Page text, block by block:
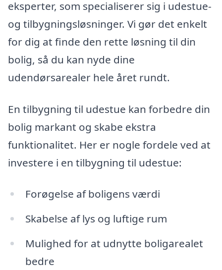
eksperter, som specialiserer sig i udestue-
og tilbygningsløsninger. Vi gør det enkelt
for dig at finde den rette løsning til din
bolig, så du kan nyde dine
udendørsarealer hele året rundt.
En tilbygning til udestue kan forbedre din
bolig markant og skabe ekstra
funktionalitet. Her er nogle fordele ved at
investere i en tilbygning til udestue:
Forøgelse af boligens værdi
Skabelse af lys og luftige rum
Mulighed for at udnytte boligarealet
bedre